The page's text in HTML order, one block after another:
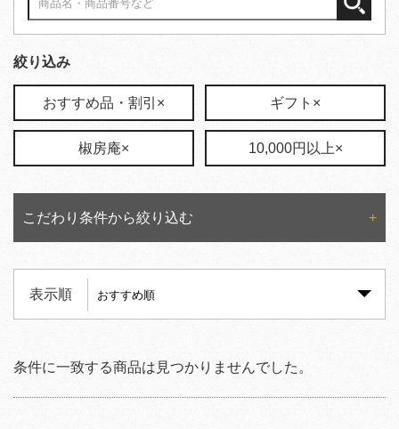
絞り込み
おすすめ品・割引× ギフト×
椒房庵× 10,000円以上×
こだわり条件から絞り込む
表示順
条件に一致する商品は見つかりませんでした。